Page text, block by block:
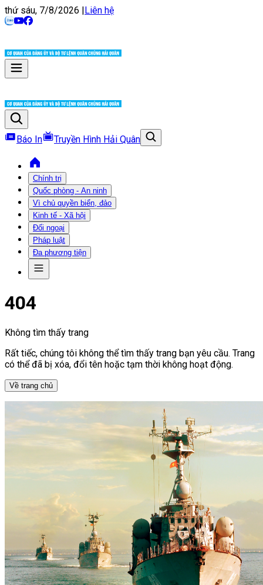
thứ sáu, 7/8/2026 |Liên hệ
Báo In Truyền Hình Hải Quân
Chính trị
Quốc phòng - An ninh
Vì chủ quyền biển, đảo
Kinh tế - Xã hội
Đối ngoại
Pháp luật
Đa phương tiện
404
Không tìm thấy trang
Rất tiếc, chúng tôi không thể tìm thấy trang bạn yêu cầu. Trang
có thể đã bị xóa, đổi tên hoặc tạm thời không hoạt động.
Về trang chủ